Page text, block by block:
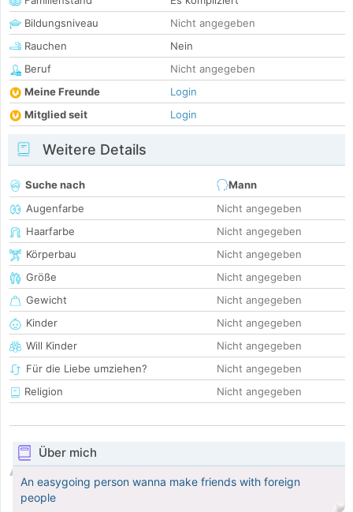
Bildungsniveau
Nicht angegeben
Rauchen
Nein
Beruf
Nicht angegeben
Meine Freunde
Login
Mitglied seit
Login
Weitere Details
Suche nach
Mann
Augenfarbe
Nicht angegeben
Haarfarbe
Nicht angegeben
Körperbau
Nicht angegeben
Größe
Nicht angegeben
Gewicht
Nicht angegeben
Kinder
Nicht angegeben
Will Kinder
Nicht angegeben
Für die Liebe umziehen?
Nicht angegeben
Religion
Nicht angegeben
Über mich
An easygoing person wanna make friends with foreign
people